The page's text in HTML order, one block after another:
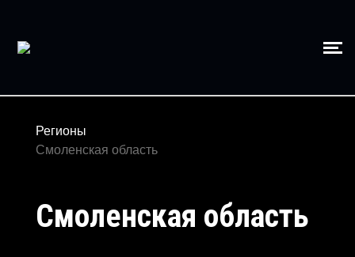
Регионы
Смоленская область
Смоленская область